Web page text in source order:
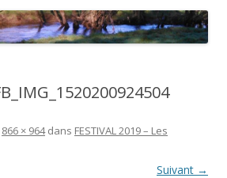
866 × 964dans FESTIVAL 2019 – Les
Suivant →